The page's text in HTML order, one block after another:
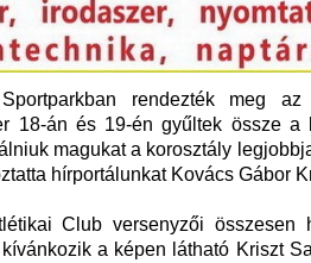
rendezték meg
18-án és 19-én gyűltek össze
magukat a korosztály
hírportálunkat Kovács Gábor
Club versenyzői
a képen látható Kriszt